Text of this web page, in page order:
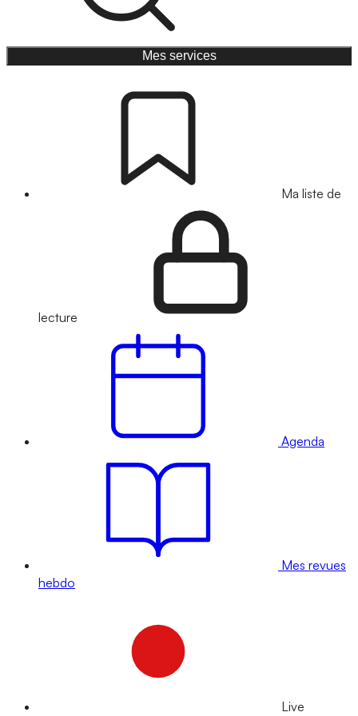
Mes services
Ma liste de
lecture
Agenda
Mes revues
hebdo
Live